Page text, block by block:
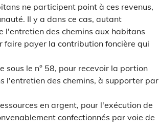
ne participent point à ces revenus,
Il y a dans ce cas, autant
des chemins aux habitans
payer la contribution foncière qui
sous le n° 58, pour recevoir la portion
l'entretien des chemins, à supporter par
en argent, pour l'exécution de
confectionnés par voie de